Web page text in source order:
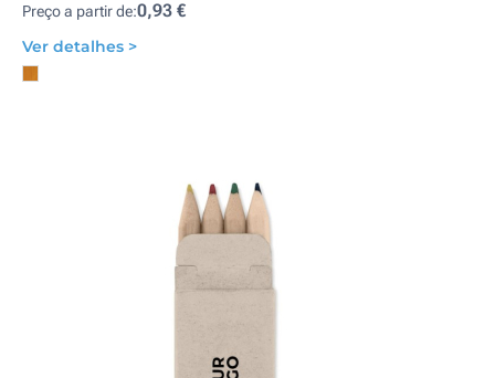
Preço a partir de:0,93 €
Ver detalhes >